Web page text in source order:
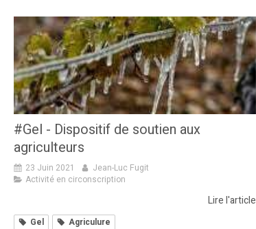
#Gel - Dispositif de soutien aux
agriculteurs
23 Juin 2021
Jean-Luc Fugit
Activité en circonscription
Lire l'article
Gel Agriculure